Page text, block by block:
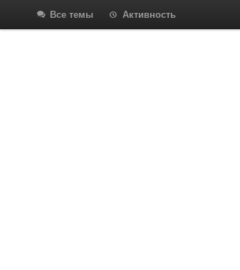
Все темы Активность